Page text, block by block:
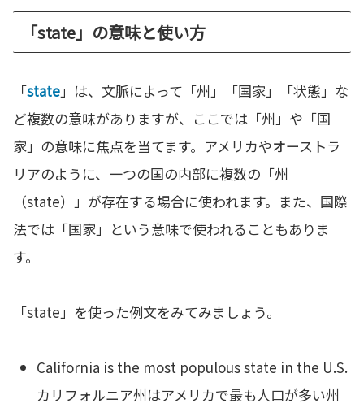
「state」の意味と使い方
「state」は、文脈によって「州」「国家」「状態」な
ど複数の意味がありますが、ここでは「州」や「国
家」の意味に焦点を当てます。アメリカやオーストラ
リアのように、一つの国の内部に複数の「州
（state）」が存在する場合に使われます。また、国際
法では「国家」という意味で使われることもありま
す。
「state」を使った例文をみてみましょう。
California is the most populous state in the U.S.
カリフォルニア州はアメリカで最も人口が多い州